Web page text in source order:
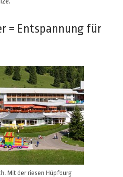
= Entspannung für
Mit der riesen Hüpfburg